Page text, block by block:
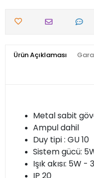
Ürün Açıklaması
Metal sabit
Ampul dahil
Duy tipi : GU 10
Sistem gücü:
Işık akısı: 5W